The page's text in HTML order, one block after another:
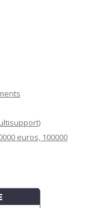
euros, 100000